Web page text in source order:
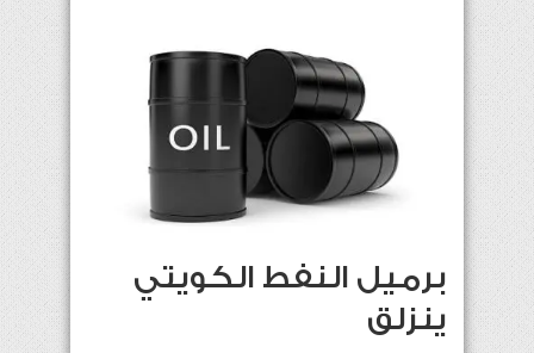
برميل النفط الكويتي
ينزلق